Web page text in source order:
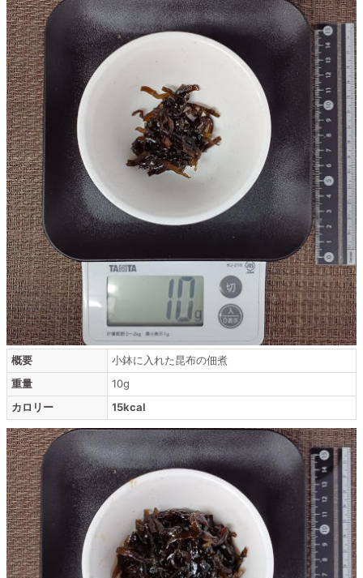
概要
小鉢に入れた昆布の佃煮
重量
10g
カロリー
15kcal